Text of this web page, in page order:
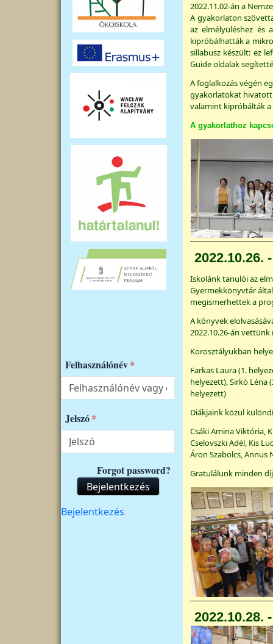
Felhasználónév
Jelszó
Forgot password?
Bejelentkezés
Felhasználói fiók menüje
Bejelentkezés
2022.11.02-án a
A gyakorlaton
az elmélyüléshez és
kipróbálhatták a
sillabusz készült: ez
Guide oldalak
A foglalkozás végén
gyakorlatokat hivatott
valamint kipróbálták
A gyakorlathoz
2022.10.26.
Iskolánk tanulói az
Gyermekkönyvtár
megismerhettek a
A könyvek
2022.10.26-án
Korosztályukban
Farkas Laura (1.
helyezett), Sirkó Léna
helyezett)
Diákjaink közül
Csáki Amina Viktória,
Cselovszki Adél, Kis
Áron Szabolcs, Annus
Gratulálunk minden
2022.10.28.